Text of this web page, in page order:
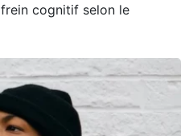
cognitif selon le